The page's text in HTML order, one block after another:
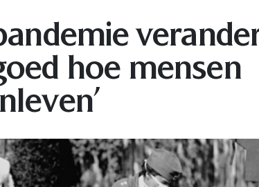
hoe mensen